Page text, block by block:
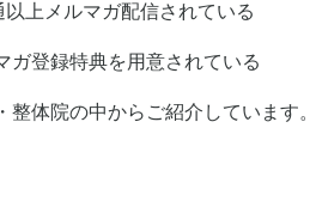
以上メルマガ配信されている
ガ登録特典を用意されている
整体院の中からご紹介しています。